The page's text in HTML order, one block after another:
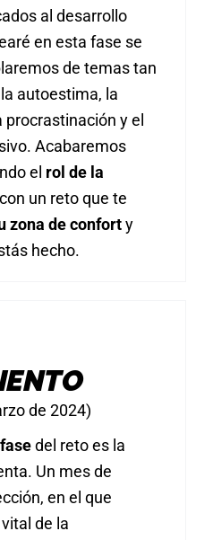
al desarrollo
en esta fase se
de temas tan
autoestima, la
procrastinación y el
Acabaremos
el rol de la
un reto que te
zona de conforty
hecho.
de 2024)
del reto es la
Un mes de
en el que
de la